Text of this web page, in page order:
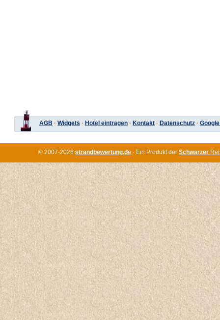
AGB · Widgets · Hotel eintragen · Kontakt · Datenschutz ·
© 2007-2026 strandbewertung.de · Ein Produkt der Schwarzer